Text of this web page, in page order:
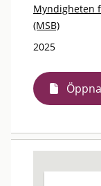
Myndigheten
(MSB)
2025